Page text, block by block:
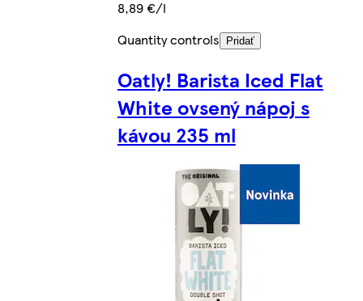
8,89 €/l
Quantity controls
Pridať
Oatly! Barista Iced Flat
White ovsený nápoj s
kávou 235 ml